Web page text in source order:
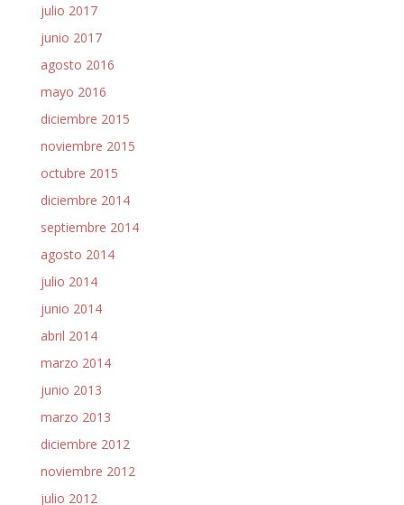
julio 2017
junio 2017
agosto 2016
mayo 2016
diciembre 2015
noviembre 2015
octubre 2015
diciembre 2014
septiembre 2014
agosto 2014
julio 2014
junio 2014
abril 2014
marzo 2014
junio 2013
marzo 2013
diciembre 2012
noviembre 2012
julio 2012